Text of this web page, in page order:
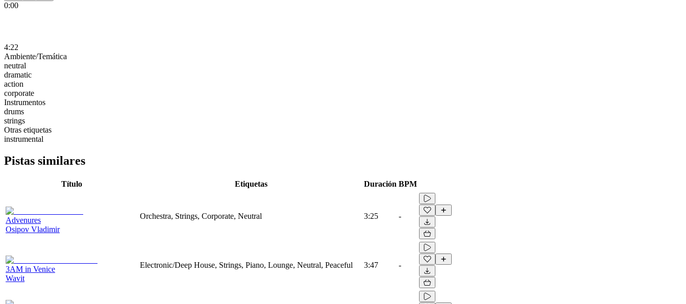
0:00
4:22
Ambiente/Temática
neutral
dramatic
action
corporate
Instrumentos
drums
strings
Otras etiquetas
instrumental
Pistas similares
Título Etiquetas Duración BPM
Advenures
Osipov Vladimir
Orchestra, Strings, Corporate, Neutral 3:25 -
3AM in Venice
Wavit
Electronic/Deep House, Strings, Piano, Lounge, Neutral, Peaceful 3:47 -